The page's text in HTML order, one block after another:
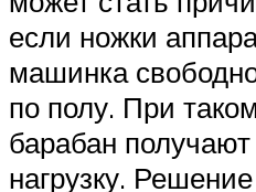
если ножки
машинка
по полу. При
барабан
нагрузку.